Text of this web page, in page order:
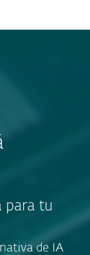
para tu
de IA